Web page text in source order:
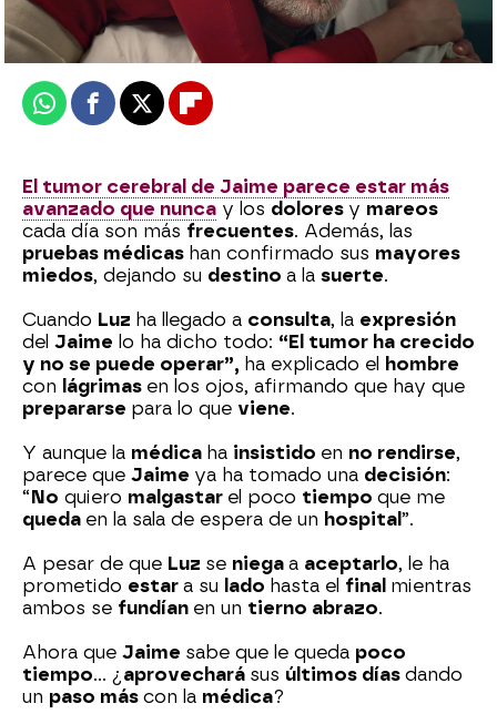
Eire García Arbaizar
Publicado:12 de julio de 2024, 16:34
WhatsappFacebook
X Flipboard
El tumor cerebral de Jaime parece estar más
avanzado que nunca y los dolores y mareos
cada día son más frecuentes. Además, las
pruebas médicas han confirmado sus mayores
miedos, dejando su destino a la suerte.
Cuando Luz ha llegado a consulta, la expresión
del Jaime lo ha dicho todo: “El tumor ha crecido
y no se puede operar”, ha explicado el hombre
con lágrimas en los ojos, afirmando que hay que
prepararse para lo que viene.
Y aunque la médica ha insistido en no rendirse,
parece que Jaime ya ha tomado una decisión:
“ No quiero malgastar el poco tiempo que me
queda en la sala de espera de un hospital ”.
A pesar de que Luz se niega a aceptarlo, le ha
prometido estar a su lado hasta el final mientras
ambos se fundían en un tierno abrazo.
Ahora que Jaime sabe que le queda poco
tiempo… ¿ aprovechará sus últimos días dando
un paso más con la médica?